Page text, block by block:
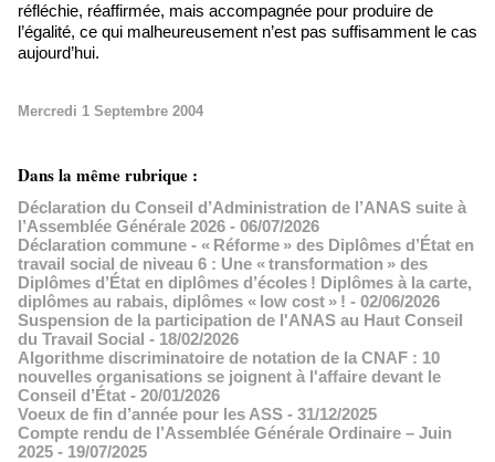
réfléchie, réaffirmée, mais accompagnée pour produire de
l’égalité, ce qui malheureusement n’est pas suffisamment le cas
aujourd’hui.
Mercredi 1 Septembre 2004
Dans la même rubrique :
Déclaration du Conseil d’Administration de l’ANAS suite à
l’Assemblée Générale 2026 - 06/07/2026
Déclaration commune - « Réforme » des Diplômes d’État en
travail social de niveau 6 : Une « transformation » des
Diplômes d’État en diplômes d’écoles ! Diplômes à la carte,
diplômes au rabais, diplômes « low cost » ! - 02/06/2026
Suspension de la participation de l'ANAS au Haut Conseil
du Travail Social - 18/02/2026
Algorithme discriminatoire de notation de la CNAF : 10
nouvelles organisations se joignent à l'affaire devant le
Conseil d’État - 20/01/2026
Voeux de fin d’année pour les ASS - 31/12/2025
Compte rendu de l’Assemblée Générale Ordinaire – Juin
2025 - 19/07/2025